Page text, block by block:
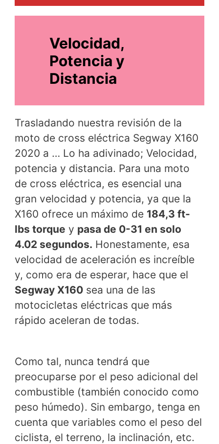
Velocidad,
Potencia y
Distancia
Trasladando nuestra revisión de la
moto de cross eléctrica Segway X160
2020 a … Lo ha adivinado; Velocidad,
potencia y distancia. Para una moto
de cross eléctrica, es esencial una
gran velocidad y potencia, ya que la
X160 ofrece un máximo de 184,3 ft-
lbs torque y pasa de 0-31 en solo
4.02 segundos. Honestamente, esa
velocidad de aceleración es increíble
y, como era de esperar, hace que el
Segway X160 sea una de las
motocicletas eléctricas que más
rápido aceleran de todas.
Como tal, nunca tendrá que
preocuparse por el peso adicional del
combustible (también conocido como
peso húmedo). Sin embargo, tenga en
cuenta que variables como el peso del
ciclista, el terreno, la inclinación, etc.